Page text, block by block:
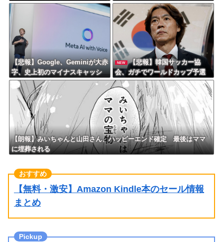
間で半減 黒字企業割合は5年ぶ
りに7割超え
ｗｗｗｗｗｗｗｗｗｗ
【悲報】Google、Geminiが大赤
字、史上初のマイナスキャッシ
ュフローに陥る・・・
NEW
【悲報】韓国サッカー協
会、ガチでワールドカップ予選
での審判への性接待がバレ大炎
上大騒ぎにｗｗｗｗｗｗｗｗ
【朗報】みいちゃんと山田さん、ハッピーエンド確定 最後はママ
に埋葬される
【無料・激安】Amazon Kindle本のセール情報
まとめ